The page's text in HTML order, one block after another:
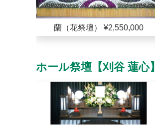
蘭（花祭壇） ¥2,550,000
ホール祭壇【刈谷 蓮心】